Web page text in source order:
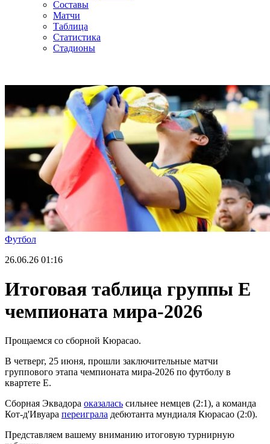
Составы
Матчи
Таблица
Статистика
Стадионы
Футбол
26.06.26 01:16
Итоговая таблица группы Е
чемпионата мира-2026
Прощаемся со сборной Кюрасао.
В четверг, 25 июня, прошли заключительные матчи
группового этапа чемпионата мира-2026 по футболу в
квартете Е.
Сборная Эквадора оказалась сильнее немцев (2:1), а команда
Кот-д'Ивуара переиграла дебютанта мундиаля Кюрасао (2:0).
Представляем вашему вниманию итоговую турнирную